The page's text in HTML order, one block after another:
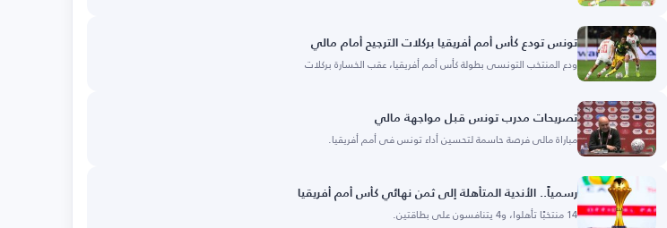
تونس تودع كأس أمم أفريقيا بركلات الترجيح أمام مالي
ودع المنتخب التونسي بطولة كأس أمم أفريقيا، عقب الخسارة بركلات
تصريحات مدرب تونس قبل مواجهة مالي
مباراة مالي فرصة حاسمة لتحسين أداء تونس في أمم أفريقيا.
رسمياً.. الأندية المتأهلة إلى ثمن نهائي كأس أمم أفريقيا
14 منتخبًا تأهلوا، و4 يتنافسون على بطاقتين.